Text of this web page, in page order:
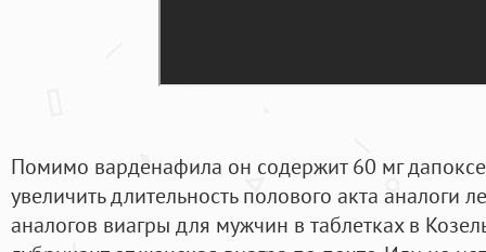
Помимо варденафила он содержит 60 мг
увеличить длительность полового акта аналоги
аналогов виагры для мужчин в таблетках в